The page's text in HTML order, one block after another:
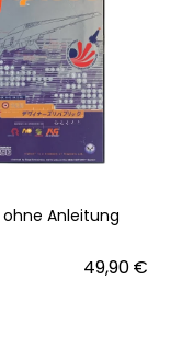
ohne Anleitung
49,90 €